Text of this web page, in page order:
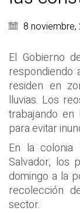
8 noviembre,
El Gobierno
respondiendo
residen en
lluvias. Los
trabajando en
para evitar
En la colonia
Salvador, los
domingo a la
recolección
sector.